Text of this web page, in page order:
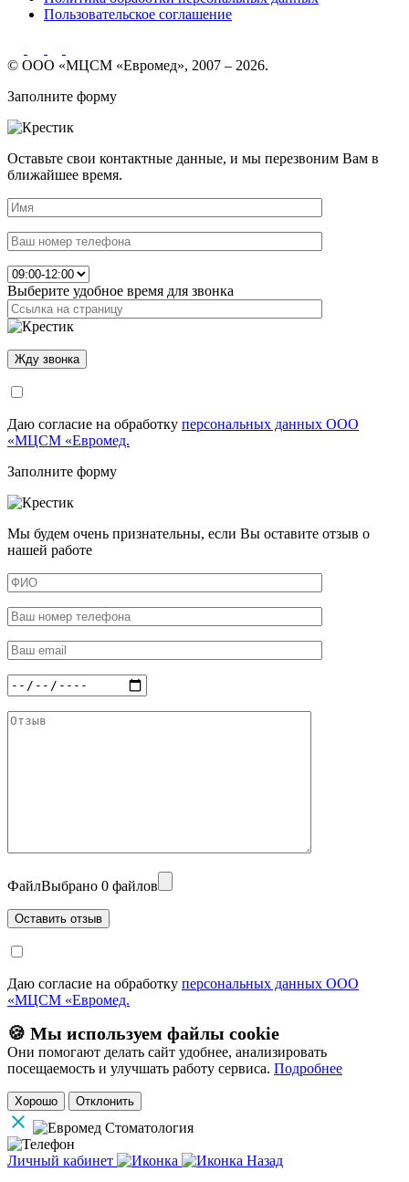
Пользовательское соглашение
© ООО «МЦСМ «Евромед», 2007 – 2026.
Заполните форму
Оставьте свои контактные данные, и мы перезвоним Вам в
ближайшее время.
Выберите удобное время для звонка
Даю согласие на обработку персональных данных ООО
«МЦСМ «Евромед.
Заполните форму
Мы будем очень признательны, если Вы оставите отзыв о
нашей работе
ФайлВыбрано 0 файлов
Даю согласие на обработку персональных данных ООО
«МЦСМ «Евромед.
🍪 Мы используем файлы cookie
Они помогают делать сайт удобнее, анализировать
посещаемость и улучшать работу сервиса. Подробнее
Хорошо Отклонить
Личный кабинет
Назад